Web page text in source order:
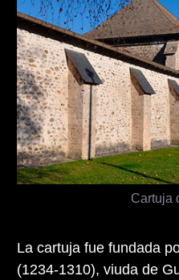
Cartuja
La cartuja fue fundada
(1234-1310), viuda de